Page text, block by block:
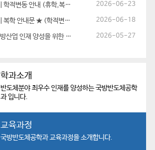
★ 2026-2학기 학적변동 안내 (휴학,복학,전과,재입학 신청) 7.6... 2026-06-23
★ 2026-2학기 복학 안내문 ★ (학적변동기간 복학,휴학 안내) 2026-06-18
2026학년도 국방산업 인재 양성을 위한 Discover World (필... 2026-05-27
학과소개
반도체분야 최우수 인재를 양성하는국방반도체공학
과 입니다.
교육과정
국방반도체공학과교육과정을 소개합니다.